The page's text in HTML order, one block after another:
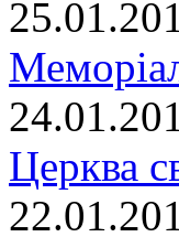
Церква